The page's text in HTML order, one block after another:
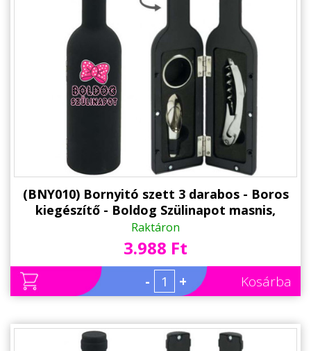
(BNY010) Bornyitó szett 3 darabos - Boros
kiegészítő - Boldog Szülinapot masnis,
fekete felirattal - Szülinapi Ajándék
Raktáron
3.988 Ft
- + Kosárba